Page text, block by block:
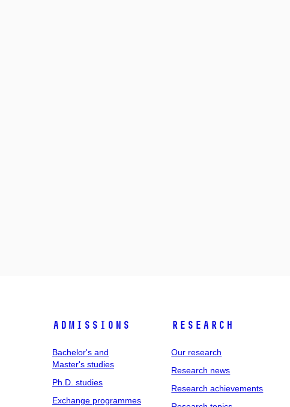
Admissions
Bachelor's and
Master's studies
Ph.D. studies
Exchange programmes
Research
Our research
Research news
Research achievements